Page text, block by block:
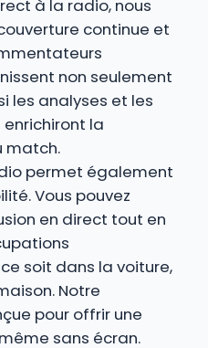
à la radio, nous
continue et
non seulement
les analyses et les
la
match.
permet également
Vous pouvez
en direct tout en
soit dans la voiture,
Notre
pour offrir une
sans écran.